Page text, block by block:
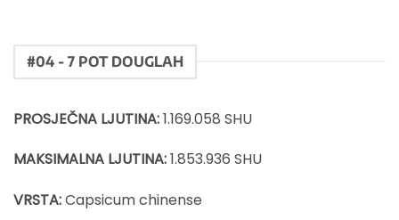
#04 - 7 POT DOUGLAH
PROSJEČNA LJUTINA:1.169.058 SHU
MAKSIMALNA LJUTINA:1.853.936 SHU
VRSTA:Capsicum chinense